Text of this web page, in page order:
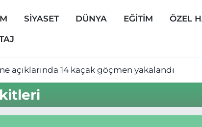
SİYASET DÜNYA EĞİTİM ÖZEL
açıklarında 14 kaçak göçmen yakalandı